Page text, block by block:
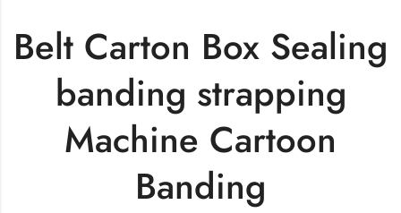
Belt Carton Box Sealing
banding strapping
Machine Cartoon
Banding